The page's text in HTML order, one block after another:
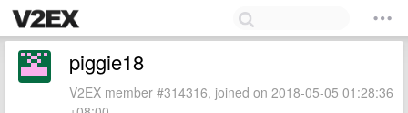
piggie18
V2EX member #314316, joined on 2018-05-05 01:28:36